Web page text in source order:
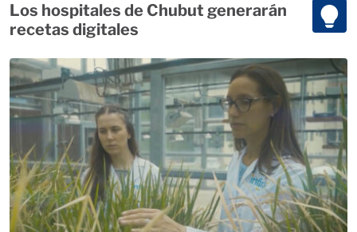
Los hospitales de Chubut generarán
recetas digitales